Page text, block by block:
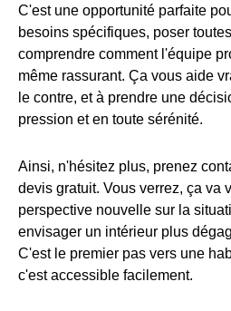
C'est une opportunité parfaite
besoins spécifiques, poser
comprendre comment l'équipe
même rassurant. Ça vous aide
le contre, et à prendre une
pression et en toute sérénité.
Ainsi, n'hésitez plus, prenez
devis gratuit. Vous verrez, ça va
perspective nouvelle sur la
envisager un intérieur plus
C'est le premier pas vers une
c'est accessible facilement.